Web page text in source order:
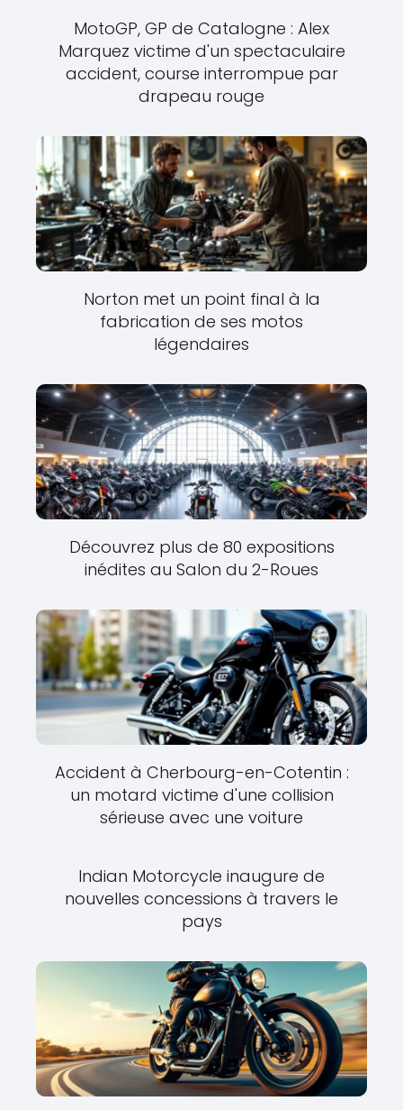
MotoGP, GP de Catalogne : Alex
Marquez victime d'un spectaculaire
accident, course interrompue par
drapeau rouge
Norton met un point final à la
fabrication de ses motos
légendaires
Découvrez plus de 80 expositions
inédites au Salon du 2-Roues
Accident à Cherbourg-en-Cotentin :
un motard victime d'une collision
sérieuse avec une voiture
Indian Motorcycle inaugure de
nouvelles concessions à travers le
pays